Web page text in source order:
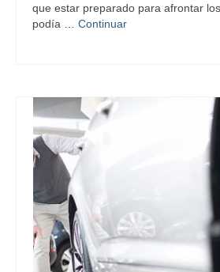
que estar preparado para afrontar
podía … Continuar